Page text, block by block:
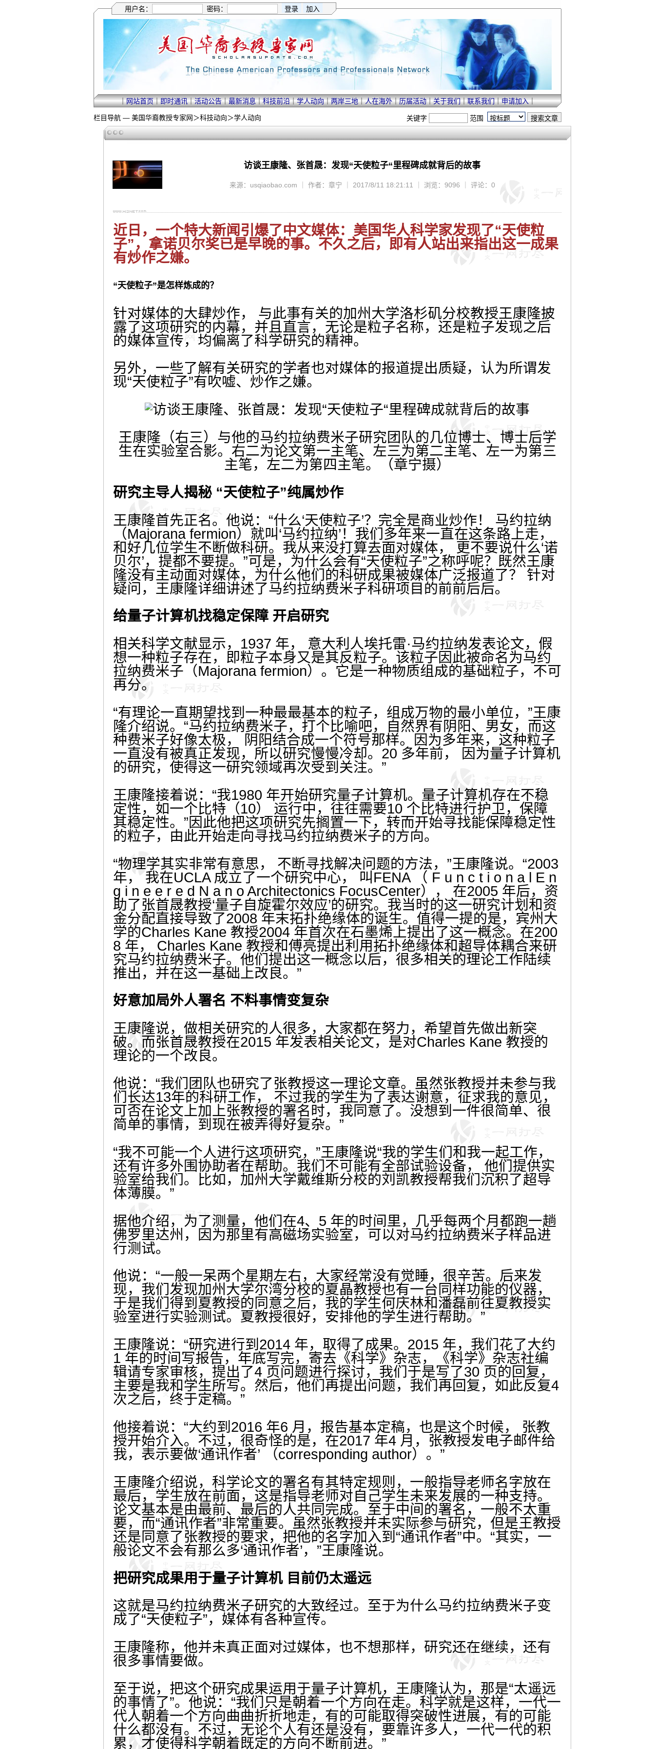
用户名： 密码：
｜网站首页｜即时通讯｜活动公告｜最新消息｜科技前沿｜学人动向｜两岸三地｜人在海外｜历届活动｜关于我们｜联系我们｜申请加入｜
栏目导航 — 美国华裔教授专家网＞科技动向＞学人动向 关键字 范围
访谈王康隆、张首晟：发现“天使粒子“里程碑成就背后的故事
来源：usqiaobao.com ｜ 作者：章宁 ｜ 2017/8/11 18:21:11 ｜ 浏览：9096 ｜ 评论：0
近日，一个特大新闻引爆了中文媒体：美国华人科学家发现了“天使粒
子”，拿诺贝尔奖已是早晚的事。不久之后，即有人站出来指出这一成果
有炒作之嫌。
“天使粒子”是怎样炼成的？
针对媒体的大肆炒作， 与此事有关的加州大学洛杉矶分校教授王康隆披
露了这项研究的内幕，并且直言，无论是粒子名称，还是粒子发现之后
的媒体宣传，均偏离了科学研究的精神。
另外，一些了解有关研究的学者也对媒体的报道提出质疑，认为所谓发
现“天使粒子”有吹嘘、炒作之嫌。
王康隆（右三）与他的马约拉纳费米子研究团队的几位博士、博士后学
生在实验室合影。右二为论文第一主笔、左三为第二主笔、左一为第三
主笔，左二为第四主笔。（章宁摄）
研究主导人揭秘 “天使粒子”纯属炒作
王康隆首先正名。他说：“什么‘天使粒子’？完全是商业炒作！ 马约拉纳
（Majorana fermion）就叫‘马约拉纳’！我们多年来一直在这条路上走，
和好几位学生不断做科研。我从来没打算去面对媒体， 更不要说什么‘诺
贝尔’，提都不要提。”可是，为什么会有“天使粒子”之称呼呢？既然王康
隆没有主动面对媒体，为什么他们的科研成果被媒体广泛报道了？ 针对
疑问，王康隆详细讲述了马约拉纳费米子科研项目的前前后后。
给量子计算机找稳定保障 开启研究
相关科学文献显示，1937 年， 意大利人埃托雷·马约拉纳发表论文，假
想一种粒子存在，即粒子本身又是其反粒子。该粒子因此被命名为马约
拉纳费米子（Majorana fermion）。它是一种物质组成的基础粒子，不可
再分。
“有理论一直期望找到一种最最基本的粒子，组成万物的最小单位，”王康
隆介绍说。“马约拉纳费米子，打个比喻吧，自然界有阴阳、男女，而这
种费米子好像太极， 阴阳结合成一个符号那样。因为多年来，这种粒子
一直没有被真正发现，所以研究慢慢冷却。20 多年前， 因为量子计算机
的研究，使得这一研究领域再次受到关注。”
王康隆接着说：“我1980 年开始研究量子计算机。量子计算机存在不稳
定性，如一个比特（10） 运行中，往往需要10 个比特进行护卫，保障
其稳定性。”因此他把这项研究先搁置一下，转而开始寻找能保障稳定性
的粒子，由此开始走向寻找马约拉纳费米子的方向。
“物理学其实非常有意思， 不断寻找解决问题的方法，”王康隆说。“2003
年， 我在UCLA 成立了一个研究中心， 叫FENA （ F u n c t i o n a l E n
g i n e e r e d N a n o Architectonics FocusCenter）， 在2005 年后，资
助了张首晟教授‘量子自旋霍尔效应’的研究。我当时的这一研究计划和资
金分配直接导致了2008 年末拓扑绝缘体的诞生。值得一提的是，宾州大
学的Charles Kane 教授2004 年首次在石墨烯上提出了这一概念。在200
8 年， Charles Kane 教授和傅亮提出利用拓扑绝缘体和超导体耦合来研
究马约拉纳费米子。他们提出这一概念以后，很多相关的理论工作陆续
推出，并在这一基础上改良。”
好意加局外人署名 不料事情变复杂
王康隆说，做相关研究的人很多，大家都在努力，希望首先做出新突
破。而张首晟教授在2015 年发表相关论文，是对Charles Kane 教授的
理论的一个改良。
他说：“我们团队也研究了张教授这一理论文章。虽然张教授并未参与我
们长达13年的科研工作， 不过我的学生为了表达谢意，征求我的意见，
可否在论文上加上张教授的署名时，我同意了。没想到一件很简单、很
简单的事情，到现在被弄得好复杂。”
“我不可能一个人进行这项研究，”王康隆说“我的学生们和我一起工作，
还有许多外围协助者在帮助。我们不可能有全部试验设备， 他们提供实
验室给我们。比如，加州大学戴维斯分校的刘凯教授帮我们沉积了超导
体薄膜。”
据他介绍，为了测量，他们在4、5 年的时间里，几乎每两个月都跑一趟
佛罗里达州，因为那里有高磁场实验室，可以对马约拉纳费米子样品进
行测试。
他说：“一般一呆两个星期左右，大家经常没有觉睡，很辛苦。后来发
现，我们发现加州大学尔湾分校的夏晶教授也有一台同样功能的仪器，
于是我们得到夏教授的同意之后，我的学生何庆林和潘磊前往夏教授实
验室进行实验测试。夏教授很好，安排他的学生进行帮助。”
王康隆说：“研究进行到2014 年，取得了成果。2015 年，我们花了大约
1 年的时间写报告，年底写完，寄去《科学》杂志，《科学》杂志社编
辑请专家审核，提出了4 页问题进行探讨，我们于是写了30 页的回复，
主要是我和学生所写。然后，他们再提出问题，我们再回复，如此反复4
次之后，终于定稿。”
他接着说：“大约到2016 年6 月，报告基本定稿，也是这个时候， 张教
授开始介入。不过，很奇怪的是，在2017 年4 月，张教授发电子邮件给
我，表示要做‘通讯作者’ （corresponding author）。”
王康隆介绍说，科学论文的署名有其特定规则，一般指导老师名字放在
最后，学生放在前面，这是指导老师对自己学生未来发展的一种支持。
论文基本是由最前、最后的人共同完成。至于中间的署名，一般不太重
要，而“通讯作者”非常重要。虽然张教授并未实际参与研究，但是王教授
还是同意了张教授的要求，把他的名字加入到“通讯作者”中。“其实，一
般论文不会有那么多‘通讯作者’，”王康隆说。
把研究成果用于量子计算机 目前仍太遥远
这就是马约拉纳费米子研究的大致经过。至于为什么马约拉纳费米子变
成了“天使粒子”，媒体有各种宣传。
王康隆称，他并未真正面对过媒体，也不想那样，研究还在继续，还有
很多事情要做。
至于说，把这个研究成果运用于量子计算机，王康隆认为，那是“太遥远
的事情了”。他说：“我们只是朝着一个方向在走。科学就是这样，一代一
代人朝着一个方向曲曲折折地走，有的可能取得突破性进展，有的可能
什么都没有。不过，无论个人有还是没有，要靠许多人，一代一代的积
累，才使得科学朝着既定的方向不断前进。”